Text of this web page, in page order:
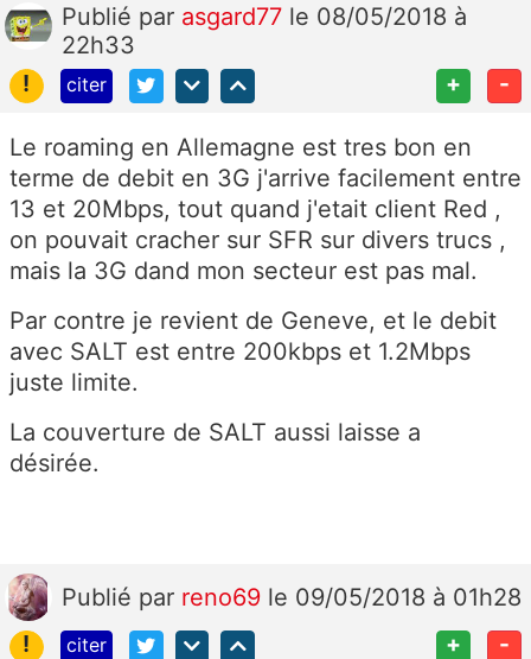
Publié par asgard77 le 08/05/2018 à
22h33
!
citer + -
Le roaming en Allemagne est tres bon en
terme de debit en 3G j'arrive facilement entre
13 et 20Mbps, tout quand j'etait client Red ,
on pouvait cracher sur SFR sur divers trucs ,
mais la 3G dand mon secteur est pas mal.
Par contre je revient de Geneve, et le debit
avec SALT est entre 200kbps et 1.2Mbps
juste limite.
La couverture de SALT aussi laisse a
désirée.
Publié par reno69 le 09/05/2018 à 01h28
!
citer + -